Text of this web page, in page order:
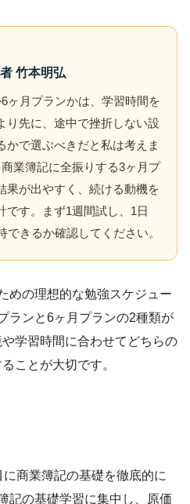
竹本明弘
ヶ月プランかは、学習時間を
り先に、途中で挫折しない設
かで選ぶべきだと私は考えま
業簿記に全振りする3ヶ月プ
果が出やすく、続ける動機を
です。まず1週間試し、1日
できるか確認してください。
めの理想的な勉強スケジュー
ランと6ヶ月プランの2種類が
学習時間に合わせてどちらの
ことが大切です。
商業簿記の基礎を徹底的に
記の基礎学習に集中し、原価